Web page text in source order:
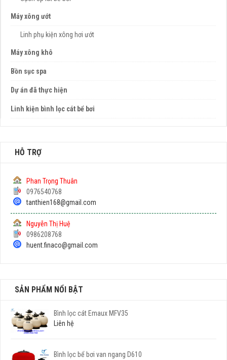
Máy xông ướt
Linh phụ kiện xông hơi ướt
Máy xông khô
Bồn sục spa
Dự án đã thực hiện
Linh kiện bình lọc cát bể bơi
HỖ TRỢ
Phan Trọng Thuân
0976540768
tanthien168@gmail.com
Nguyễn Thị Huệ
0986208768
huent.finaco@gmail.com
SẢN PHẨM NỔI BẬT
Bình lọc cát Emaux MFV35
Liên hệ
Bình lọc bể bơi van ngang D610